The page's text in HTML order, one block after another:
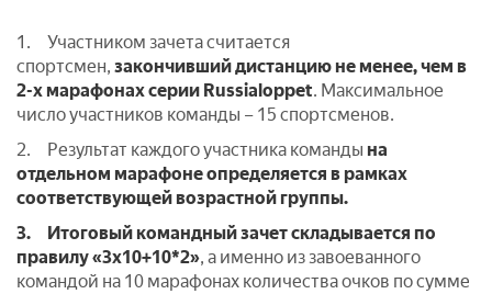
1. Участником зачета считается
спортсмен, закончивший дистанцию не менее, чем в
2-х марафонах серии Russialoppet. Максимальное
число участников команды – 15 спортсменов.
2. Результат каждого участника команды на
отдельном марафонеопределяется в рамках
соответствующей возрастной группы.
3. Итоговый командный зачет складывается по
правилу «3х10+10*2», а именно из завоеванного
командой на 10 марафонах количества очков по сумме